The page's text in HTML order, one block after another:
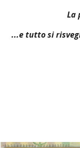
La
...e tutto si